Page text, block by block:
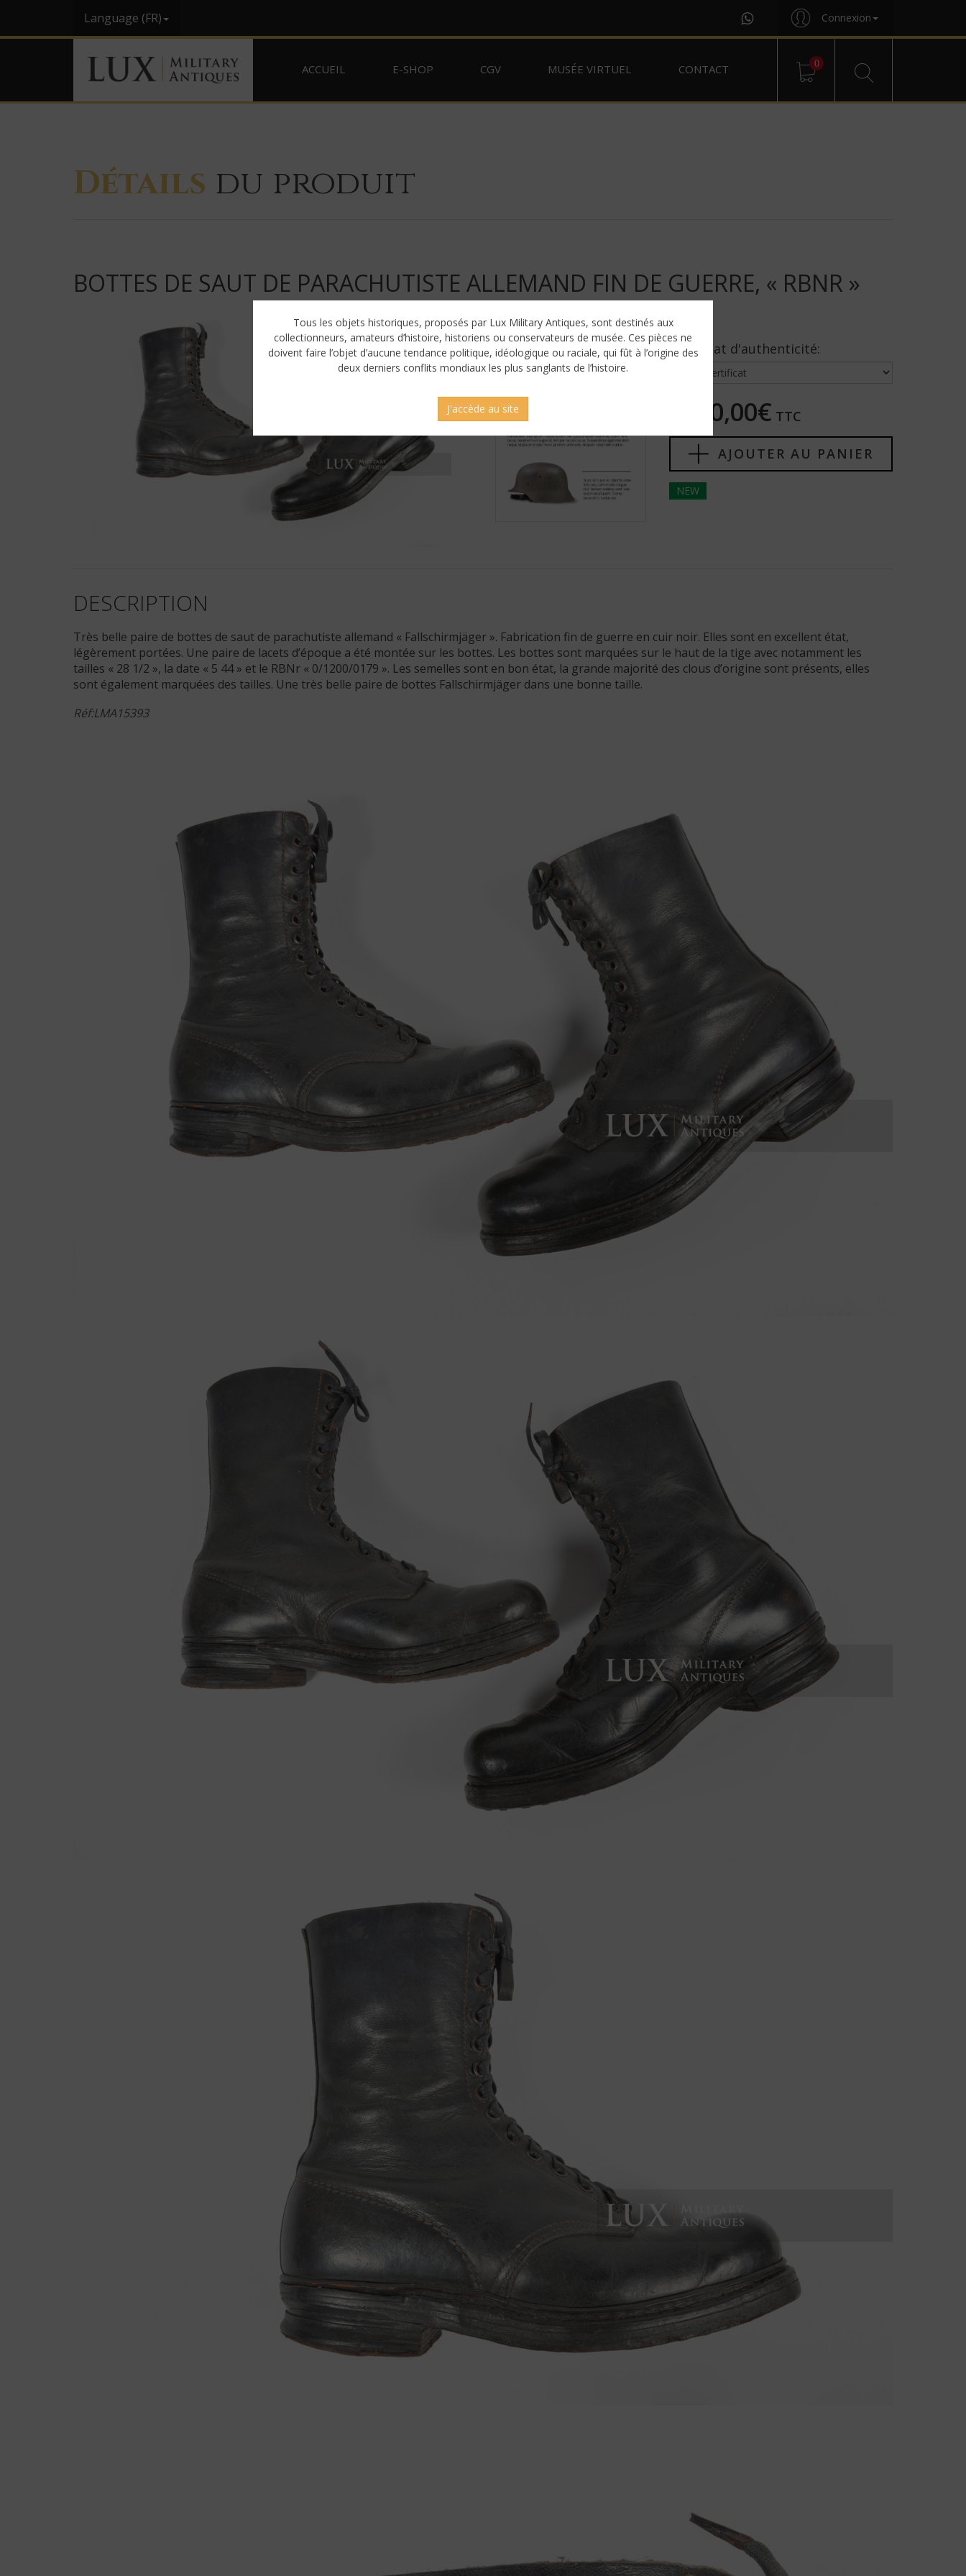
Language (FR) Connexion
ACCUEIL E-SHOP CGV MUSÉE VIRTUEL CONTACT 0
Détails du produit
BOTTES DE SAUT DE PARACHUTISTE ALLEMAND FIN DE GUERRE, « RBNR »
Certificat d'authenticité:
7450,00€ TTC
AJOUTER AU PANIER
NEW
DESCRIPTION
Très belle paire de bottes de saut de parachutiste allemand « Fallschirmjäger ». Fabrication fin de guerre en cuir noir. Elles sont en excellent état,
légèrement portées. Une paire de lacets d’époque a été montée sur les bottes. Les bottes sont marquées sur le haut de la tige avec notamment les
tailles « 28 1/2 », la date « 5 44 » et le RBNr « 0/1200/0179 ». Les semelles sont en bon état, la grande majorité des clous d’origine sont présents, elles
sont également marquées des tailles. Une très belle paire de bottes Fallschirmjäger dans une bonne taille.
Réf:LMA15393
Tous les objets historiques, proposés par Lux Military Antiques, sont destinés aux
collectionneurs, amateurs d’histoire, historiens ou conservateurs de musée. Ces pièces ne
doivent faire l’objet d’aucune tendance politique, idéologique ou raciale, qui fût à l’origine des
deux derniers conflits mondiaux les plus sanglants de l’histoire.
J'accède au site